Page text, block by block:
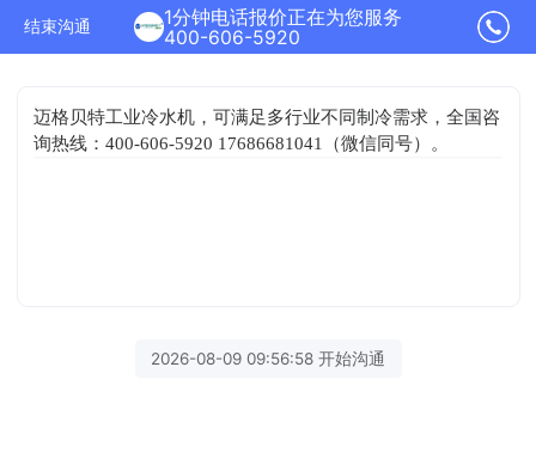
结束沟通
1分钟电话报价正在为您服务
400-606-5920
迈格贝特工业冷水机，可满足多行业不同制冷需求，全国咨
询热线：400-606-5920 17686681041（微信同号）。
2026-08-09 09:56:58 开始沟通